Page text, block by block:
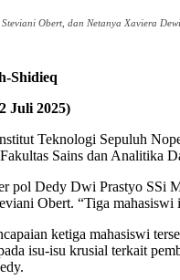
Obert, dan Netanya Xaviera
Shidieq
Juli 2025)
Teknologi Sepuluh
Sains dan Analitika
pol Dedy Dwi Prastyo SSi
Obert. “Tiga
ketiga mahasiswi
isu-isu krusial terkait